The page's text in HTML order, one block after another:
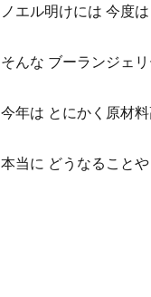
ノエル明けには 今度
そんな ブーランジェリ
今年は とにかく原材
本当に どうなること